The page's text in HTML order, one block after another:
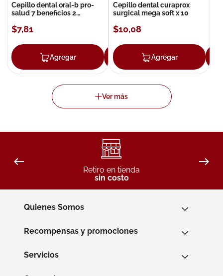
Cepillo dental oral-b pro-
salud 7 beneficios 2
$7,81
Agregar Agregar
Cepillo dental curaprox
surgical mega soft x 10
$10,08
Agregar
Retiro en tienda
sin costo
Quienes Somos
Recompensas y promociones
Servicios